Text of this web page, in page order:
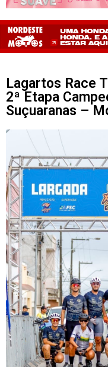
Lagartos Race
2ª Etapa
Suçuaranas –